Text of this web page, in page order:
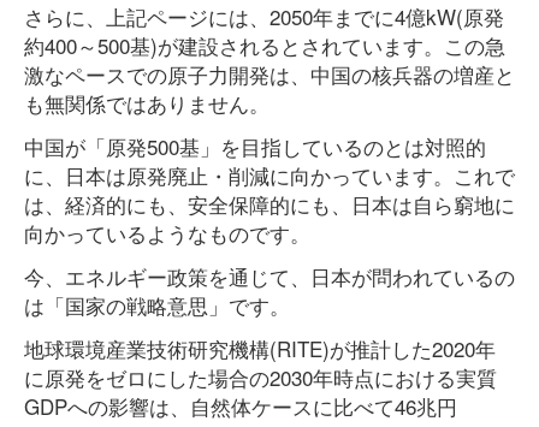
さらに、上記ページには、2050年までに4億kW(原発
約400～500基)が建設されるとされています。この急
激なペースでの原子力開発は、中国の核兵器の増産と
も無関係ではありません。
中国が「原発500基」を目指しているのとは対照的
に、日本は原発廃止・削減に向かっています。これで
は、経済的にも、安全保障的にも、日本は自ら窮地に
向かっているようなものです。
今、エネルギー政策を通じて、日本が問われているの
は「国家の戦略意思」です。
地球環境産業技術研究機構(RITE)が推計した2020年
に原発をゼロにした場合の2030年時点における実質
GDPへの影響は、自然体ケースに比べて46兆円